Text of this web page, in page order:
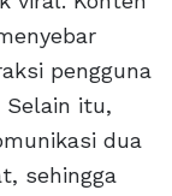
pengguna
Selain itu,
dua
sehingga